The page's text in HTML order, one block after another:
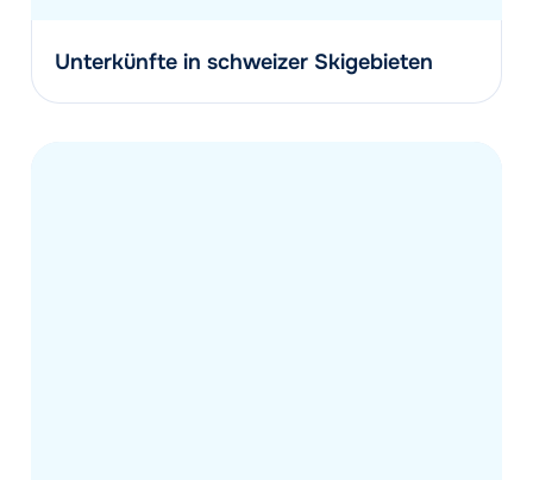
Unterkünfte in schweizer Skigebieten